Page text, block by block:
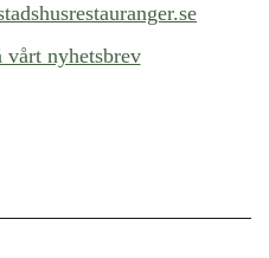
vårt nyhetsbrev